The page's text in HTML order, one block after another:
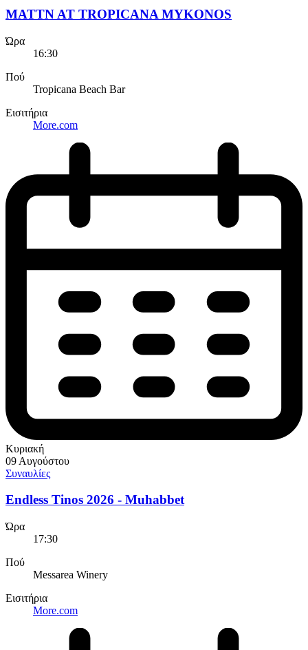
MATTN AT TROPICANA MYKONOS
Ώρα
16:30
Πού
Tropicana Beach Bar
Εισιτήρια
More.com
Κυριακή
09 Αυγούστου
Συναυλίες
Endless Tinos 2026 - Μuhabbet
Ώρα
17:30
Πού
Messarea Winery
Εισιτήρια
More.com